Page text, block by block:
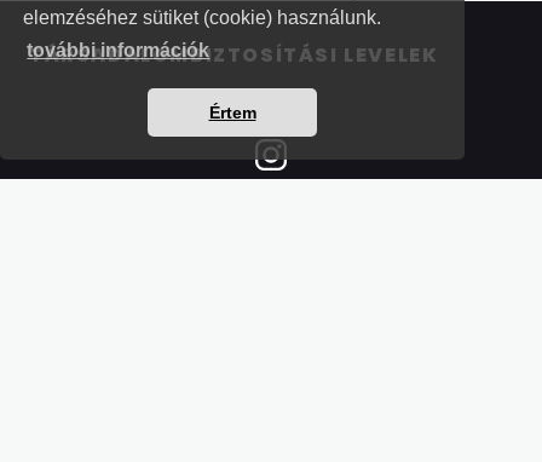
elemzéséhez sütiket (cookie) használunk.
további információk
Értem
TÁRSADALOMBIZTOSÍTÁSI LEVELEK